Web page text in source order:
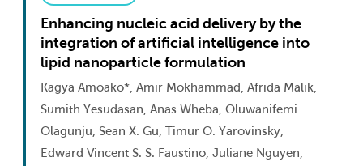
Enhancing nucleic acid delivery by the
integration of artificial intelligence into
lipid nanoparticle formulation
Kagya Amoako*, Amir Mokhammad, Afrida Malik,
Sumith Yesudasan, Anas Wheba, Oluwanifemi
Olagunju, Sean X. Gu, Timur O. Yarovinsky,
Edward Vincent S. S. Faustino, Juliane Nguyen,